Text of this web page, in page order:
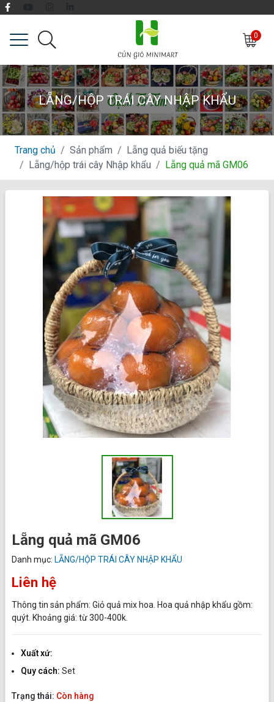
0
LẴNG/HỘP TRÁI CÂY NHẬP KHẨU
Trang chủ Sản phẩm
Lẵng quả biếu tặng
Lẵng/hộp trái cây Nhập khẩu
Lẵng quả mã GM06
Lẵng quả mã GM06
Danh mục: LẴNG/HỘP TRÁI CÂY NHẬP KHẨU
Liên hệ
Thông tin sản phẩm: Giỏ quả mix hoa. Hoa quả nhập khẩu gồm:
quýt. Khoảng giá: từ 300-400k.
Xuất xứ:
Quy cách: Set
Trạng thái: Còn hàng